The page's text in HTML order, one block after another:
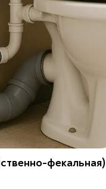
фекальная)